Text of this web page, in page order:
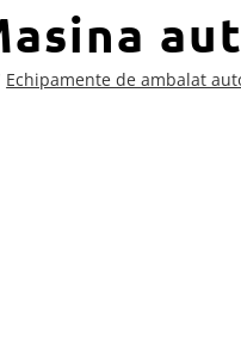
Echipamente de ambalat